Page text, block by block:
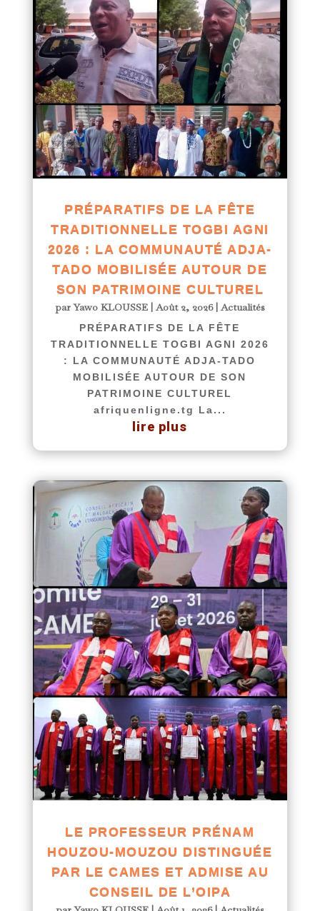
PRÉPARATIFS DE LA FÊTE
TRADITIONNELLE TOGBI AGNI
2026 : LA COMMUNAUTÉ ADJA-
TADO MOBILISÉE AUTOUR DE
SON PATRIMOINE CULTUREL
parYawo KLOUSSE|Août 2, 2026|Actualités
PRÉPARATIFS DE LA FÊTE
TRADITIONNELLE TOGBI AGNI 2026
: LA COMMUNAUTÉ ADJA-TADO
MOBILISÉE AUTOUR DE SON
PATRIMOINE CULTUREL
afriquenligne.tg La...
lire plus
LE PROFESSEUR PRÉNAM
HOUZOU-MOUZOU DISTINGUÉE
PAR LE CAMES ET ADMISE AU
CONSEIL DE L’OIPA